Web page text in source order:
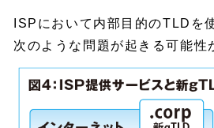
ISPにおいて内部目的のTLDを
次のような問題が起きる可能性